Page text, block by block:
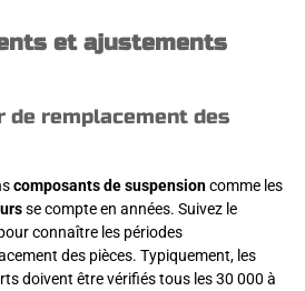
et ajustements
de remplacement des
composants de suspensioncomme les
se compte en années. Suivez le
connaître les périodes
des pièces. Typiquement, les
doivent être vérifiés tous les 30 000 à